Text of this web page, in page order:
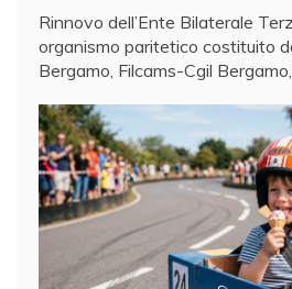
Rinnovo dell’Ente Bilaterale
organismo paritetico costituito
Bergamo, Filcams-Cgil